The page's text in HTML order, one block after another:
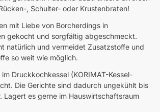
, Schulter- oder Krustenbraten!
mit Liebe von Borcherdings in
gekocht und sorgfältig abgeschmeckt.
natürlich und vermeidet Zusatzstoffe und
so weit wie möglich.
Druckkochkessel (KORIMAT-Kessel-
Die Gerichte sind dadurch ungekühlt bis
Lagert es gerne im Hauswirtschaftsraum